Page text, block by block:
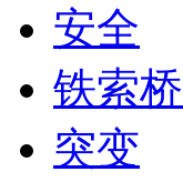
安全
铁索桥
突变